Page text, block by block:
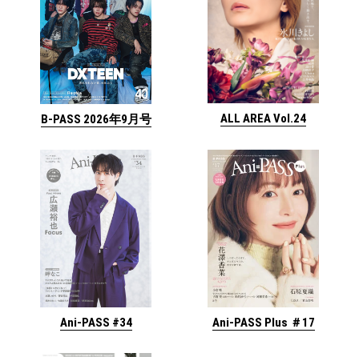
B-PASS 2026年9月号 ALL AREA Vol.24
Ani-PASS #34 Ani-PASS Plus ＃17